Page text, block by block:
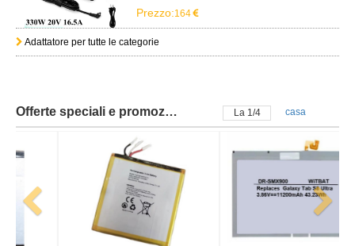
Prezzo:164
Adattatore per tutte le categorie
Offerte speciali e promozioni La 2/4 casa